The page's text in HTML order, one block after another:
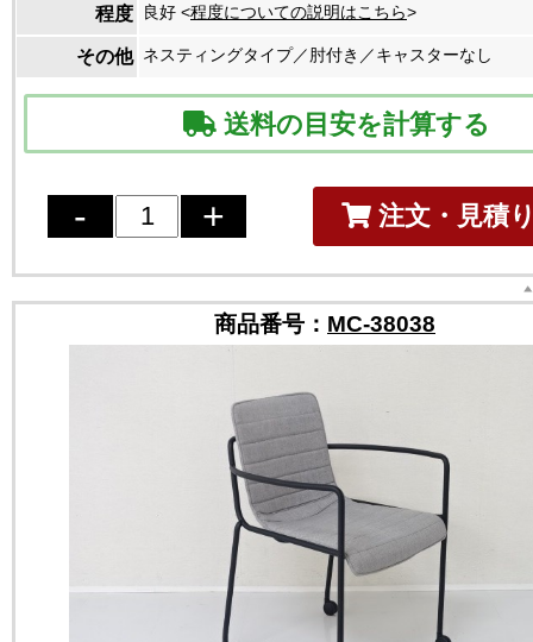
程度 良好 <程度についての説明はこちら>
その他 ネスティングタイプ／肘付き／キャスターなし
送料の目安を計算する
注文・見積
商品番号： MC-38038